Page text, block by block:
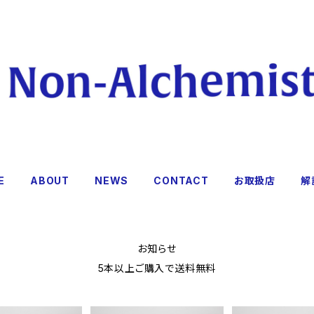
ABOUT NEWS CONTACT お取扱店 解
お知らせ
5本以上ご購入で送料無料